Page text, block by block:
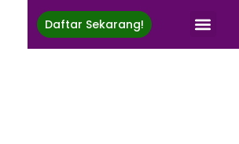
Daftar Sekarang!